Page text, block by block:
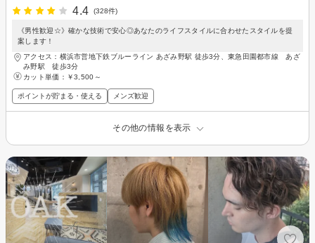
4.4
(328件)
《男性歓迎☆》確かな技術で安心◎あなたのライフスタイルに合わせたスタイルを提
案します！
アクセス：横浜市営地下鉄ブルーライン あざみ野駅 徒歩3分、東急田園都市線 あざ
み野駅 徒歩3分
カット単価： ￥3,500～
ポイントが貯まる・使える メンズ歓迎
その他の情報を表示